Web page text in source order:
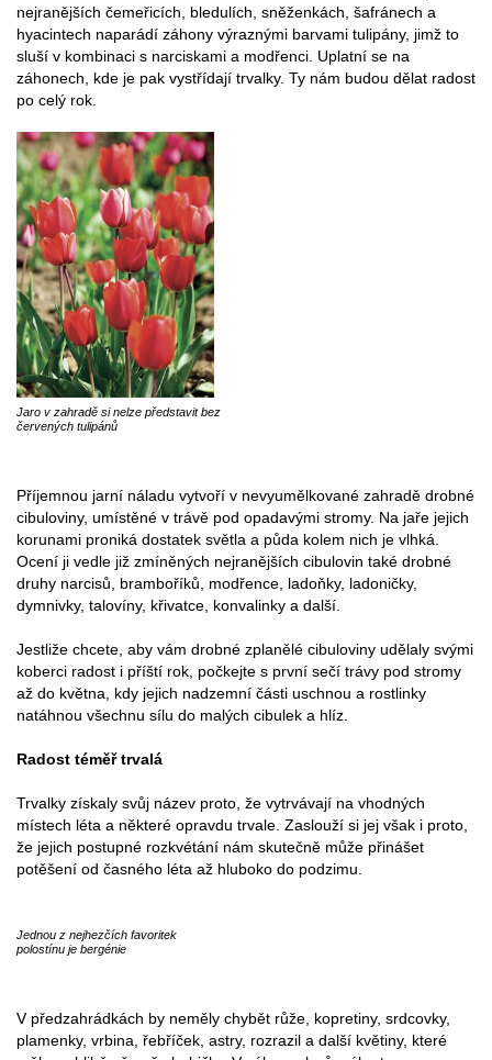
nejranějších čemeřicích, bledulích, sněženkách, šafránech a
hyacintech naparádí záhony výraznými barvami tulipány, jimž to
sluší v kombinaci s narciskami a modřenci. Uplatní se na
záhonech, kde je pak vystřídají trvalky. Ty nám budou dělat radost
po celý rok.
Jaro v zahradě si nelze představit bez
červených tulipánů
Příjemnou jarní náladu vytvoří v nevyumělkované zahradě drobné
cibuloviny, umístěné v trávě pod opadavými stromy. Na jaře jejich
korunami proniká dostatek světla a půda kolem nich je vlhká.
Ocení ji vedle již zmíněných nejranějších cibulovin také drobné
druhy narcisů, bramboříků, modřence, ladoňky, ladoničky,
dymnivky, talovíny, křivatce, konvalinky a další.
Jestliže chcete, aby vám drobné zplanělé cibuloviny udělaly svými
koberci radost i příští rok, počkejte s první sečí trávy pod stromy
až do května, kdy jejich nadzemní části uschnou a rostlinky
natáhnou všechnu sílu do malých cibulek a hlíz.
Radost téměř trvalá
Trvalky získaly svůj název proto, že vytrvávají na vhodných
místech léta a některé opravdu trvale. Zaslouží si jej však i proto,
že jejich postupné rozkvétání nám skutečně může přinášet
potěšení od časného léta až hluboko do podzimu.
Jednou z nejhezčích favoritek
polostínu je bergénie
V předzahrádkách by neměly chybět růže, kopretiny, srdcovky,
plamenky, vrbina, řebříček, astry, rozrazil a další květiny, které